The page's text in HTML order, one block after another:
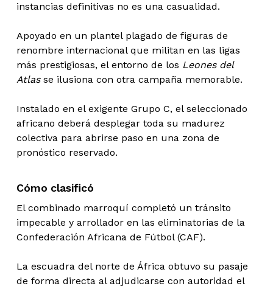
instancias definitivas no es una casualidad.
Apoyado en un plantel plagado de figuras de
renombre internacional que militan en las ligas
más prestigiosas, el entorno de los Leones del
Atlasse ilusiona con otra campaña memorable.
Instalado en el exigente Grupo C, el seleccionado
africano deberá desplegar toda su madurez
colectiva para abrirse paso en una zona de
pronóstico reservado.
Cómo clasificó
El combinado marroquí completó un tránsito
impecable y arrollador en las eliminatorias de la
Confederación Africana de Fútbol (CAF).
La escuadra del norte de África obtuvo su pasaje
de forma directa al adjudicarse con autoridad el